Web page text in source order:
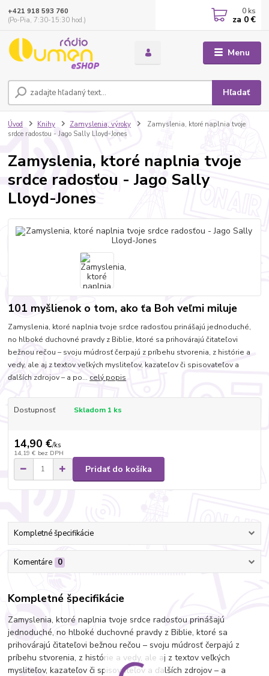
Menu
Hľadať
+421 918 593 760
(Po-Pia, 7:30-15:30 hod.)
0 ks
za 0 €
Úvod Knihy Zamyslenia, výroky
Zamyslenia, ktoré naplnia tvoje
srdce radosťou - Jago Sally Lloyd-Jones
Zamyslenia, ktoré naplnia tvoje
srdce radosťou - Jago Sally
Lloyd-Jones
101 myšlienok o tom, ako ťa Boh veľmi miluje
Zamyslenia, ktoré naplnia tvoje srdce radosťou prinášajú jednoduché,
no hlboké duchovné pravdy z Biblie, ktoré sa prihovárajú čitateľovi
bežnou rečou – svoju múdrosť čerpajú z príbehu stvorenia, z histórie a
vedy, ale aj z textov veľkých mysliteľov, kazateľov či spisovateľov a
ďalších zdrojov – a po... celý popis
Dostupnosť Skladom 1 ks
14,90 €/ks
14,19 € bez DPH
Pridať do košíka
Kompletné špecifikácie
Komentáre 0
Kompletné špecifikácie
Zamyslenia, ktoré naplnia tvoje srdce radosťou prinášajú
jednoduché, no hlboké duchovné pravdy z Biblie, ktoré sa
prihovárajú čitateľovi bežnou rečou – svoju múdrosť čerpajú z
príbehu stvorenia, z histórie a vedy, ale aj z textov veľkých
mysliteľov, kazateľov či spisovateľov a ďalších zdrojov – a